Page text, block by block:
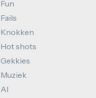
Fun
Fails
Knokken
Hot shots
Gekkies
Muziek
AI